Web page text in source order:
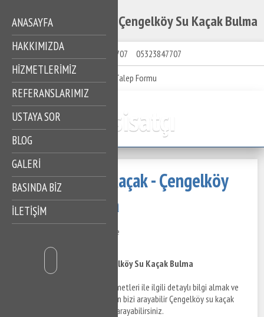
Çengelköy Su Kaçak - Çengelköy Su Kaçak Bulma
ANASAYFA
HAKKIMIZDA
HIZMETLERIMIZ
REFERANSLARIMIZ
USTAYA SOR
BLOG
GALERİ
BASINDA BİZ
İLETİŞİM
05323847707 05323847707
Talep Formu
Tesisatçı
Çengelköy Su Kaçak - Çengelköy
Su Kaçak Bulma
431 Görüntüleme
İçindekiler
Çengelköy Su Kaçak - Çengelköy Su Kaçak Bulma
Çengelköy su kaçak bulma hizmetleri ile ilgili detaylı bilgi almak ve
destek taleplerinizi iletmek için bizi arayabilir Çengelköy su kaçak
tespiti detayları hakkında bizi arayabilirsiniz.